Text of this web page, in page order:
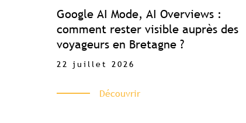
Google AI Mode, AI Overviews :
comment rester visible auprès des
voyageurs en Bretagne ?
22 juillet 2026
Découvrir